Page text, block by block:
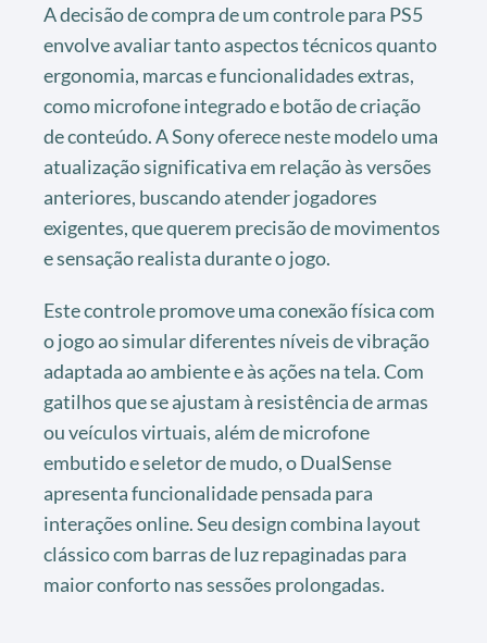
A decisão de compra de um controle para PS5
envolve avaliar tanto aspectos técnicos quanto
ergonomia, marcas e funcionalidades extras,
como microfone integrado e botão de criação
de conteúdo. A Sony oferece neste modelo uma
atualização significativa em relação às versões
anteriores, buscando atender jogadores
exigentes, que querem precisão de movimentos
e sensação realista durante o jogo.
Este controle promove uma conexão física com
o jogo ao simular diferentes níveis de vibração
adaptada ao ambiente e às ações na tela. Com
gatilhos que se ajustam à resistência de armas
ou veículos virtuais, além de microfone
embutido e seletor de mudo, o DualSense
apresenta funcionalidade pensada para
interações online. Seu design combina layout
clássico com barras de luz repaginadas para
maior conforto nas sessões prolongadas.